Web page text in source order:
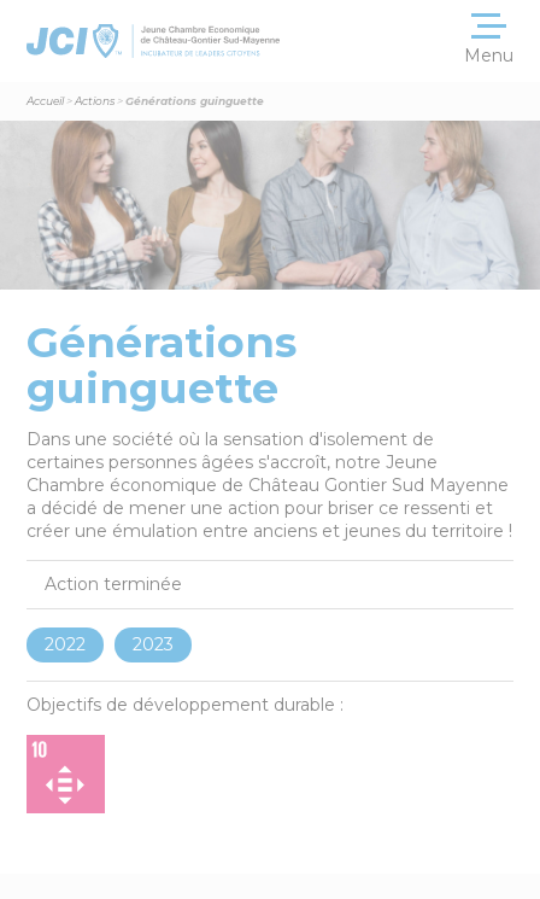
Menu
L’association
et sa convivialité
Les membres
La JCE internationale
sur nos réseaux
Nos partenaires
et témoignages
Nous contacter
4
en ce moment
dans le sud-Mayenne
Accueil>Actions >Générations guinguette
Générations
guinguette
Dans une société où la sensation d'isolement de
certaines personnes âgées s'accroît, notre Jeune
Chambre économique de Château Gontier Sud Mayenne
a décidé de mener une action pour briser ce ressenti et
créer une émulation entre anciens et jeunes du territoire !
Action terminée
2022 2023
Objectifs de développement durable :